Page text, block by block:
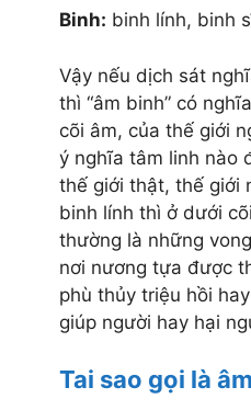
Binh: binh lính, binh
Vậy nếu dịch sát
thì “âm binh” có
cõi âm, của thế giới
ý nghĩa tâm linh nào
thế giới thật, thế giới
binh lính thì ở dưới
thường là những
nơi nương tựa được
phù thủy triệu hồi
giúp người hay hại
Tai sao gọi là